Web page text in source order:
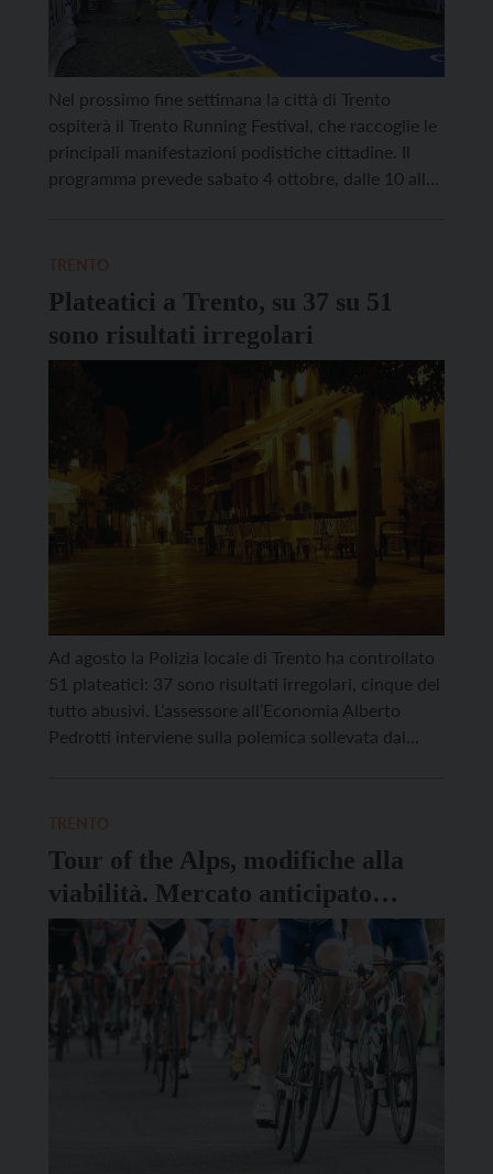
Nel prossimo fine settimana la città di Trento
ospiterà il Trento Running Festival, che raccoglie le
principali manifestazioni podistiche cittadine. Il
programma prevede sabato 4 ottobre, dalle 10 alle
Plateatici a Trento, su 37 su 51
sono risultati irregolari
Ad agosto la Polizia locale di Trento ha controllato
51 plateatici: 37 sono risultati irregolari, cinque del
tutto abusivi. L’assessore all’Economia Alberto
Pedrotti interviene sulla polemica sollevata dal
Tour of the Alps, modifiche alla
viabilità. Mercato anticipato
mercoledì